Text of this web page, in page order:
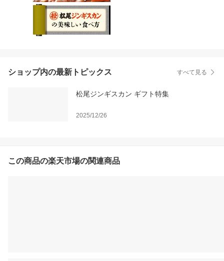
ショップ内の最新トピックス すべて見る
松尾ジンギスカン ギフト特集
2025/12/26
この商品の楽天市場の関連商品